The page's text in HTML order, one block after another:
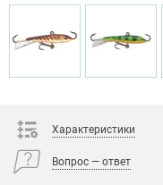
Характеристики
Вопрос — ответ